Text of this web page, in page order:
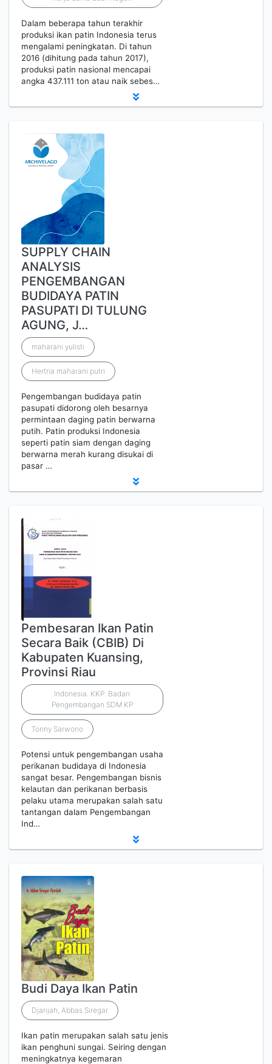
Dalam beberapa tahun terakhir
produksi ikan patin Indonesia terus
mengalami peningkatan. Di tahun
2016 (dihitung pada tahun 2017),
produksi patin nasional mencapai
angka 437.111 ton atau naik sebes…
SUPPLY CHAIN
ANALYSIS
PENGEMBANGAN
BUDIDAYA PATIN
PASUPATI DI TULUNG
AGUNG, J…
maharani yulisti
Hertria maharani putri
Pengembangan budidaya patin
pasupati didorong oleh besarnya
permintaan daging patin berwarna
putih. Patin produksi Indonesia
seperti patin siam dengan daging
berwarna merah kurang disukai di
pasar …
Pembesaran Ikan Patin
Secara Baik (CBIB) Di
Kabupaten Kuansing,
Provinsi Riau
Indonesia. KKP. Badan
Pengembangan SDM KP
Tonny Sarwono
Potensi untuk pengembangan usaha
perikanan budidaya di Indonesia
sangat besar. Pengembangan bisnis
kelautan dan perikanan berbasis
pelaku utama merupakan salah satu
tantangan dalam Pengembangan
Ind…
Budi Daya Ikan Patin
Djarijah, Abbas Siregar
Ikan patin merupakan salah satu jenis
ikan penghuni sungai. Seiring dengan
meningkatnya kegemaran